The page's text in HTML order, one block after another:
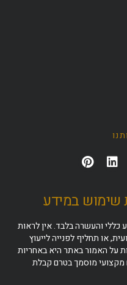
במידע
והעשרה בלבד. אין לראות
או תחליף לפנייה לייעוץ
האמור באתר היא באחריות
מוסמך בטרם קבלת